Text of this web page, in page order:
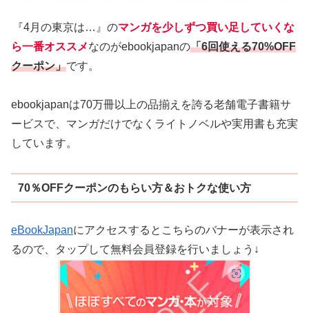
『4月の東京は…』のマンガを少しずつ買い足していくな
ら一番オススメなのがebookjapanの「6回使える70%OFF
クーポン」です。
ebookjapanは70万冊以上の品揃えを誇る老舗電子書籍サ
ービスで、 マンガだけでなくライトノベルや実用書も充実
しています。
70％OFFクーポンのもらい方＆おトクな使い方
eBookJapanにアクセスするとこちらのバナーが表示され
るので、タップして無料会員登録を行いましょう↓